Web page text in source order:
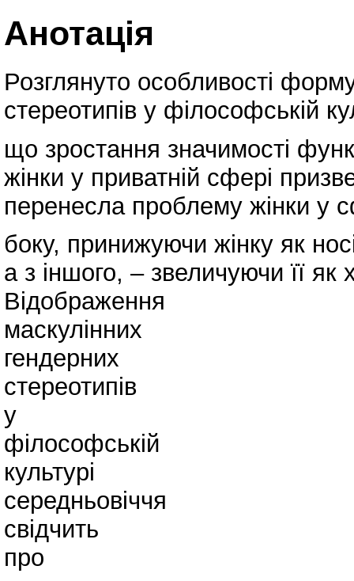
Анотація
Розглянуто особливості
стереотипів у філософській
що зростання значимості
жінки у приватній сфері
перенесла проблему жінки у
боку, принижуючи жінку як
а з іншого, – звеличуючи її
Відображення
маскулінних
гендерних
стереотипів
у
філософській
культурі
середньовіччя
свідчить
про